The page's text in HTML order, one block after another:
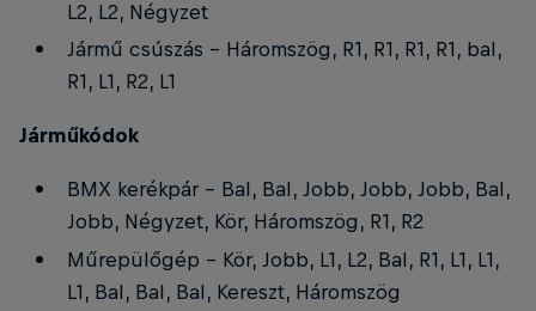
L2, L2, Négyzet
Jármű csúszás - Háromszög, R1, R1, R1, R1, bal,
R1, L1, R2, L1
Járműkódok
BMX kerékpár - Bal, Bal, Jobb, Jobb, Jobb, Bal,
Jobb, Négyzet, Kör, Háromszög, R1, R2
Műrepülőgép - Kör, Jobb, L1, L2, Bal, R1, L1, L1,
L1, Bal, Bal, Bal, Kereszt, Háromszög